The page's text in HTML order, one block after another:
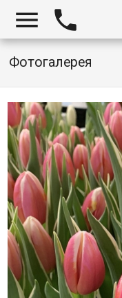
 
Фотогалерея